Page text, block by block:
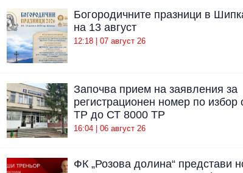
Богородичните празници в
на 13 август
12:18 | 07 август 26
Започва прием на заявления за
регистрационен номер по избор
ТР до СТ 8000 ТР
16:04 | 06 август 26
ФК „Розова долина“ представи